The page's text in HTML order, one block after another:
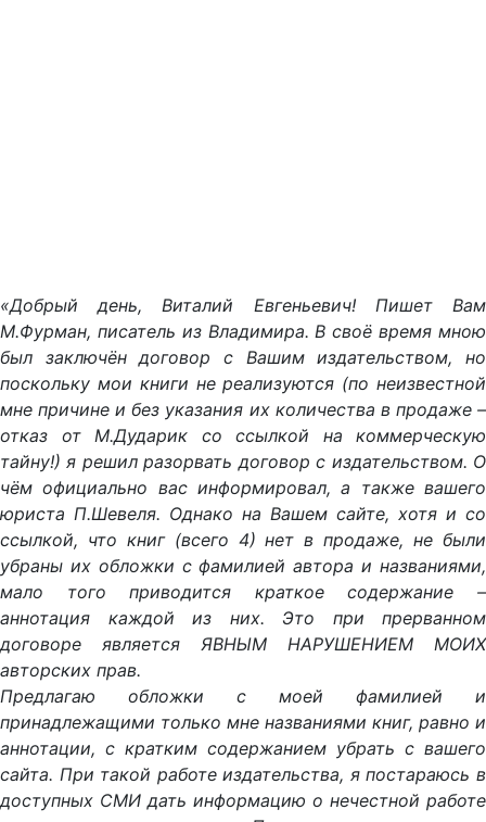
«Добрый день, Виталий Евгеньевич! Пишет Вам
М.Фурман, писатель из Владимира. В своё время мною
был заключён договор с Вашим издательством, но
поскольку мои книги не реализуются (по неизвестной
мне причине и без указания их количества в продаже –
отказ от М.Дударик со ссылкой на коммерческую
тайну!) я решил разорвать договор с издательством. О
чём официально вас информировал, а также вашего
юриста П.Шевеля. Однако на Вашем сайте, хотя и со
ссылкой, что книг (всего 4) нет в продаже, не были
убраны их обложки с фамилией автора и названиями,
мало того приводится краткое содержание –
аннотация каждой из них. Это при прерванном
договоре является ЯВНЫМ НАРУШЕНИЕМ МОИХ
авторских прав.
Предлагаю обложки с моей фамилией и
принадлежащими только мне названиями книг, равно и
аннотации, с кратким содержанием убрать с вашего
сайта. При такой работе издательства, я постараюсь в
доступных СМИ дать информацию о нечестной работе